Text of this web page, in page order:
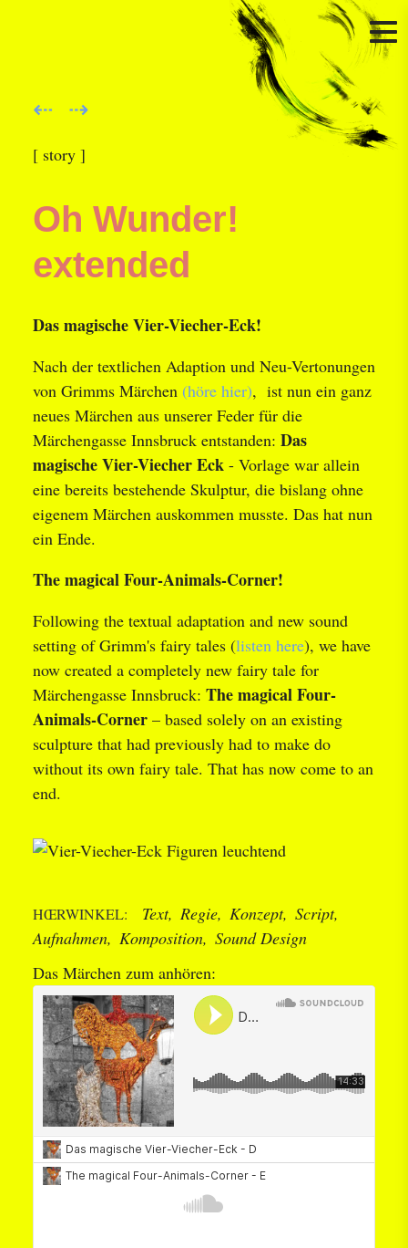
⇠ ⇢
[ story ]
Oh Wunder!
extended
Das magische Vier-Viecher-Eck!
Nach der textlichen Adaption und Neu-Vertonungen
von Grimms Märchen (höre hier), ist nun ein ganz
neues Märchen aus unserer Feder für die
Märchengasse Innsbruck entstanden: Das
magische Vier-Viecher Eck - Vorlage war allein
eine bereits bestehende Skulptur, die bislang ohne
eigenem Märchen auskommen musste. Das hat nun
ein Ende.
The magical Four-Animals-Corner!
Following the textual adaptation and new sound
setting of Grimm's fairy tales (listen here), we have
now created a completely new fairy tale for
Märchengasse Innsbruck: The magical Four-
Animals-Corner – based solely on an existing
sculpture that had previously had to make do
without its own fairy tale. That has now come to an
end.
HŒRWINKEL Text Regie Konzept Script
Aufnahmen Komposition Sound Design
Das Märchen zum anhören: